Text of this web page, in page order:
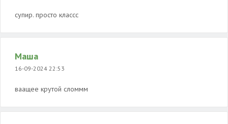
супир. просто классс
Маша
16-09-2024 22:53
ваащее крутой сломмм